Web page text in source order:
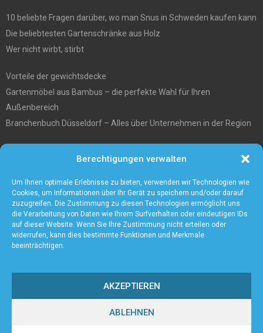
Berechtigungen verwalten
Um Ihnen optimale Erlebnisse zu bieten, verwenden wir Technologien wie
Cookies, um Informationen über Ihr Gerät zu speichern und/oder darauf
zuzugreifen. Die Zustimmung zu diesen Technologien ermöglicht uns
die Verarbeitung von Daten wie Ihrem Surfverhalten oder eindeutigen IDs
auf dieser Website. Wenn Sie Ihre Zustimmung nicht erteilen oder
widerrufen, kann dies bestimmte Funktionen und Merkmale
beeinträchtigen.
AKZEPTIEREN
ABLEHNEN
10 beliebte Fragen darüber, wo man Snus in Schweden kaufen kann
Die beliebtesten Gartenschränke aus Holz
Wer nicht wirbt, stirbt
Vorteile der gewichtsdecke
Gartenmöbel aus Bambus – die perfekte Wahl für Ihren
Außenbereich
Branchenbuch Düsseldorf – Alles über Unternehmen in der Region
Die beste Akku-Kettensäge im Test
5 Gründe warum Sie sich für eine Zaunanlage entscheiden sollten